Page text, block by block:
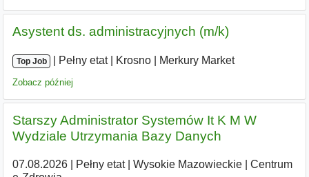
Asystent ds. administracyjnych (m/k)
Top Job Pełny etat| Krosno Merkury Market
Zobacz później
Starszy Administrator Systemów It K M W
Wydziale Utrzymania Bazy Danych
07.08.2026| Pełny etat| Wysokie Mazowieckie|
Centrum